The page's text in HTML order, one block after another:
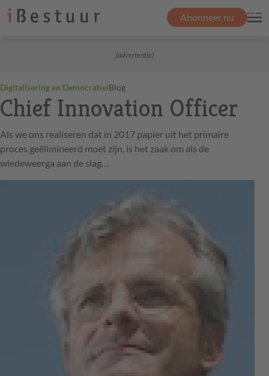
Abonneer nu
(advertentie)
Digitalisering en Democratie|Blog
Chief Innovation Officer
Als we ons realiseren dat in 2017 papier uit het primaire
proces geëlimineerd moet zijn, is het zaak om als de
wiedeweerga aan de slag…